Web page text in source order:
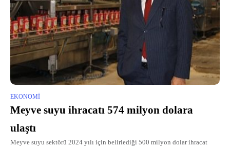
EKONOMI
Meyve suyu ihracatı 574 milyon dolara
ulaştı
Meyve suyu sektörü 2024 yılı için belirlediği 500 milyon dolar ihracat